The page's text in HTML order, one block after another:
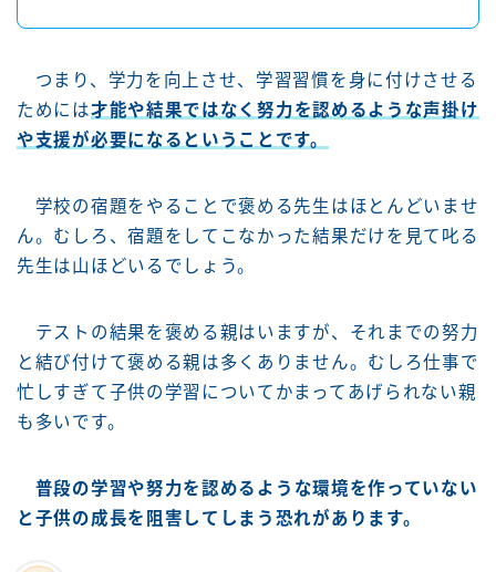
つまり、学力を向上させ、学習習慣を身に付けさせる
ためには才能や結果ではなく努力を認めるような声掛け
や支援が必要になるということです。
学校の宿題をやることで褒める先生はほとんどいませ
ん。むしろ、宿題をしてこなかった結果だけを見て叱る
先生は山ほどいるでしょう。
テストの結果を褒める親はいますが、それまでの努力
と結び付けて褒める親は多くありません。むしろ仕事で
忙しすぎて子供の学習についてかまってあげられない親
も多いです。
普段の学習や努力を認めるような環境を作っていない
と子供の成長を阻害してしまう恐れがあります。